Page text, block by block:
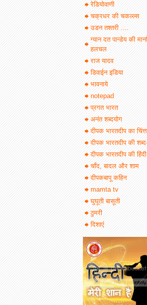
रेडियोवाणी
चक्रधर की चकल्ल्स
उडन तश्तरी ....
ग्यान दत पान्डेय की
हलचल
राज यादव
डिवाईन इडिया
भावनाये
notepad
प्रगत भारत
अनंत शब्दयोग
दीपक भारतदीप का
दीपक भारतदीप की
दीपक भारतदीप की
चाँद, बादल और शाम
दीपकबापू कहिन
mamta tv
घुघूती बासूती
ठुमरी
दिशाएं